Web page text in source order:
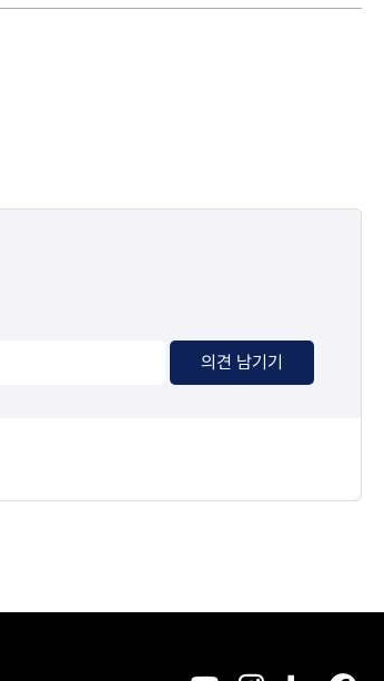
의견 남기기